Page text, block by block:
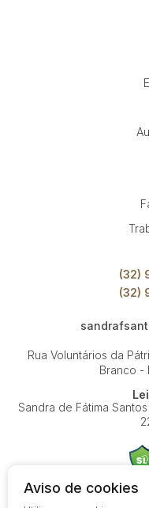
(32)
(32)
Rua Voluntários da
Branco -
Sandra de Fátima
Aviso de cookies